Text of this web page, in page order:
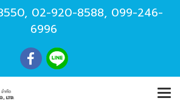
, 02-920-8588, 099-246-
6996